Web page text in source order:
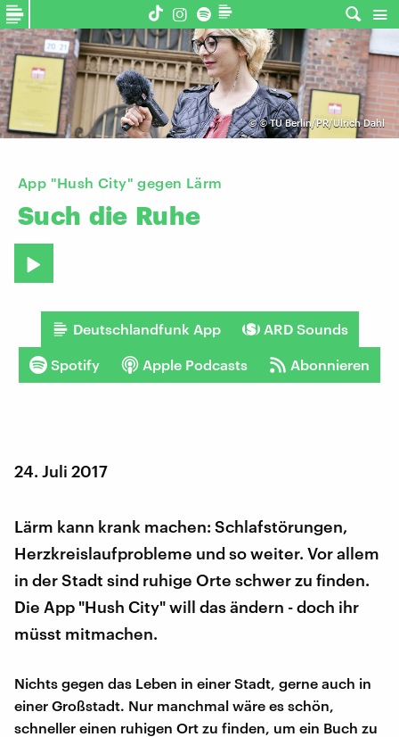
©© TU Berlin/PR/Ulrich Dahl
App "Hush City" gegen Lärm
Such die Ruhe
Deutschlandfunk App ARD Sounds
Spotify Apple Podcasts Abonnieren
24. Juli 2017
Lärm kann krank machen: Schlafstörungen,
Herzkreislaufprobleme und so weiter. Vor allem
in der Stadt sind ruhige Orte schwer zu finden.
Die App "Hush City" will das ändern - doch ihr
müsst mitmachen.
Nichts gegen das Leben in einer Stadt, gerne auch in
einer Großstadt. Nur manchmal wäre es schön,
schneller einen ruhigen Ort zu finden, um ein Buch zu